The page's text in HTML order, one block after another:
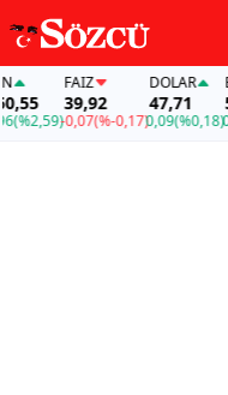
FAİZ
39,92
-0,07(%-0,17)
DOLAR
47,71
0,09(%0,18)0,18